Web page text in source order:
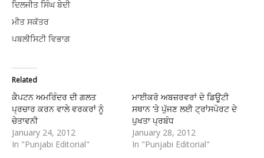
ਦਿਲਜੀਤ ਸਿੰਘ ਬੇਦੀ
ਮੀਤ ਸਕੱਤਰ
ਪਬਲੀਸਿਟੀ ਵਿਭਾਗ
Related
ਕੈਪਟਨ ਅਮਰਿੰਦਰ ਦੀ ਗਲਤ
ਪ੍ਰਚਾਰ ਕਰਨ ਵਾਲੇ ਵਰਕਰਾਂ ਨੂੰ
ਚੇਤਾਵਨੀ
January 24, 2012
In "Punjabi Editorial"
ਮਾਈਕਰੋ ਅਬਜ਼ਰਵਰਾਂ ਦੇ ਡਿਊਟੀ
ਸਥਾਨ ‘ਤੇ ਪੁੱਜਣ ਲਈ ਟ੍ਰਾਂਸਪੋਰਟ ਦੇ
ਪੁਖਤਾ ਪ੍ਰਬੰਧ
January 28, 2012
In "Punjabi Editorial"